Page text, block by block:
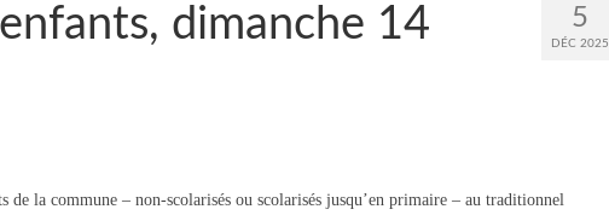
5
DÉC 2025
dimanche 14
la commune – non-scolarisés ou scolarisés jusqu’en primaire – au traditionnel